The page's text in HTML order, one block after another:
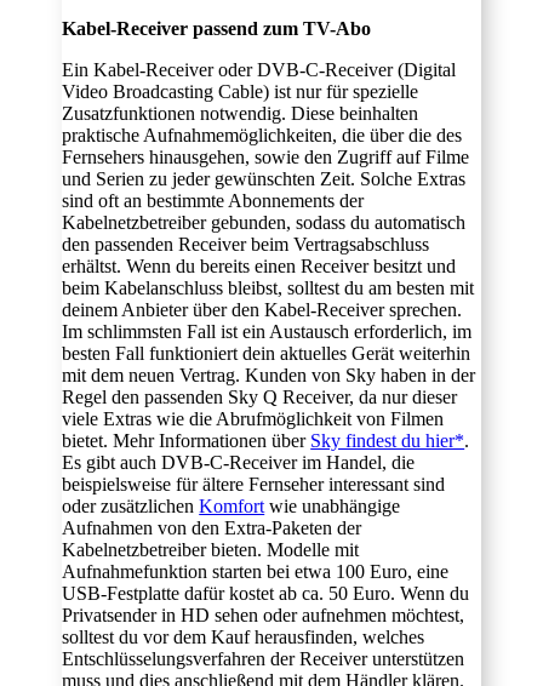
Kabel-Receiver passend zum TV-Abo
Ein Kabel-Receiver oder DVB-C-Receiver (Digital
Video Broadcasting Cable) ist nur für spezielle
Zusatzfunktionen notwendig. Diese beinhalten
praktische Aufnahmemöglichkeiten, die über die des
Fernsehers hinausgehen, sowie den Zugriff auf Filme
und Serien zu jeder gewünschten Zeit. Solche Extras
sind oft an bestimmte Abonnements der
Kabelnetzbetreiber gebunden, sodass du automatisch
den passenden Receiver beim Vertragsabschluss
erhältst. Wenn du bereits einen Receiver besitzt und
beim Kabelanschluss bleibst, solltest du am besten mit
deinem Anbieter über den Kabel-Receiver sprechen.
Im schlimmsten Fall ist ein Austausch erforderlich, im
besten Fall funktioniert dein aktuelles Gerät weiterhin
mit dem neuen Vertrag. Kunden von Sky haben in der
Regel den passenden Sky Q Receiver, da nur dieser
viele Extras wie die Abrufmöglichkeit von Filmen
bietet. Mehr Informationen über Sky findest du hier*.
Es gibt auch DVB-C-Receiver im Handel, die
beispielsweise für ältere Fernseher interessant sind
oder zusätzlichenKomfort wie unabhängige
Aufnahmen von den Extra-Paketen der
Kabelnetzbetreiber bieten. Modelle mit
Aufnahmefunktion starten bei etwa 100 Euro, eine
USB-Festplatte dafür kostet ab ca. 50 Euro. Wenn du
Privatsender in HD sehen oder aufnehmen möchtest,
solltest du vor dem Kauf herausfinden, welches
Entschlüsselungsverfahren der Receiver unterstützen
muss und dies anschließend mit dem Händler klären.